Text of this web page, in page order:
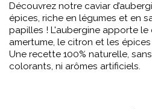
Découvrez notre caviar
épices, riche en légumes et en
papilles ! L'aubergine apporte
amertume, le citron et les
Une recette 100% naturelle,
colorants, ni arômes artificiels.